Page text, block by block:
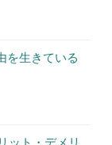
を生きている
ット・デメリ